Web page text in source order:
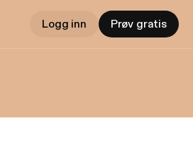
Logg inn Prøv gratis